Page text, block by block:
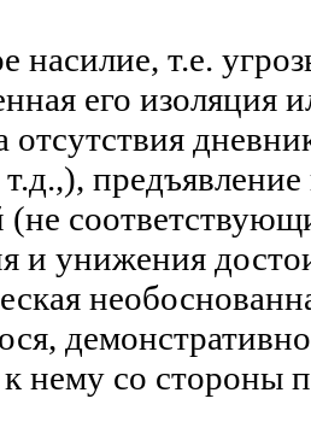
насилие, т.е.
его изоляция
отсутствия
(не
и унижения
нему со стороны